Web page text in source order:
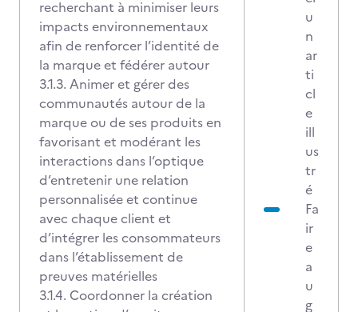
recherchant à minimiser leurs
impacts environnementaux
afin de renforcer l’identité de
la marque et fédérer autour
3.1.3. Animer et gérer des
communautés autour de la
marque ou de ses produits en
favorisant et modérant les
interactions dans l’optique
d’entretenir une relation
personnalisée et continue
avec chaque client et
d’intégrer les consommateurs
dans l’établissement de
preuves matérielles
3.1.4. Coordonner la création
u
n
ar
ti
cl
e
ill
us
tr
é
Fa
ir
e
a
u
g